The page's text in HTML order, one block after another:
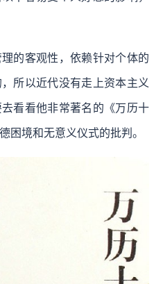
的客观性，依赖针对个体的
所以近代没有走上资本主义
看看他非常著名的《万历十
困境和无意义仪式的批判。